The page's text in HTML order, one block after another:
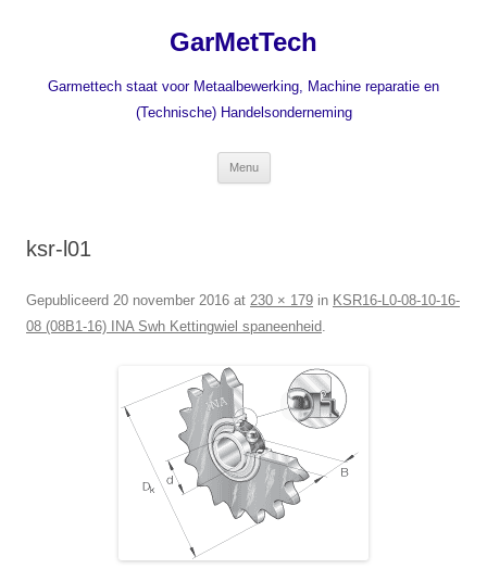
GarMetTech
Garmettech staat voor Metaalbewerking, Machine reparatie en
(Technische) Handelsonderneming
Menu
ksr-l01
Gepubliceerd 20 november 2016 at 230 × 179 in KSR16-L0-08-10-16-
08 (08B1-16) INA Swh Kettingwiel spaneenheid.